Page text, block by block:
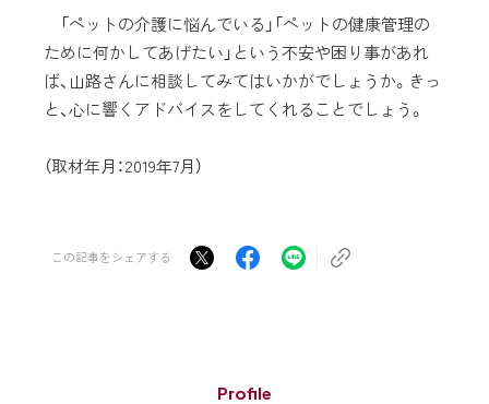
「ペットの介護に悩んでいる」「ペットの健康管理の
ために何かしてあげたい」という不安や困り事があれ
ば、山路さんに相談してみてはいかがでしょうか。きっ
と、心に響くアドバイスをしてくれることでしょう。
（取材年月：2019年7月）
この記事をシェアする
Profile